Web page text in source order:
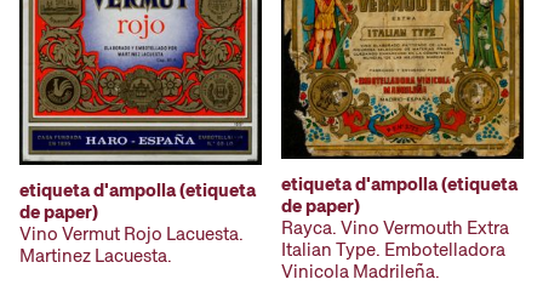
etiqueta d'ampolla (etiqueta
de paper)
Vino Vermut Rojo Lacuesta.
Martinez Lacuesta.
etiqueta d'ampolla (etiqueta
de paper)
Rayca. Vino Vermouth Extra
Italian Type. Embotelladora
Vinicola Madrileña.